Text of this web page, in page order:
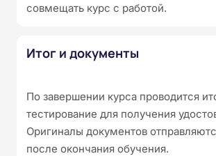
совмещать курс с работой.
Итог и документы
По завершении курса проводится
тестирование для получения
Оригиналы документов
после окончания обучения.